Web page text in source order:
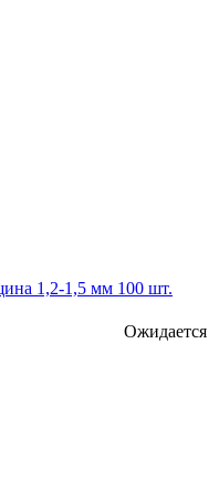
1,2-1,5 мм 100 шт.
Ожидается